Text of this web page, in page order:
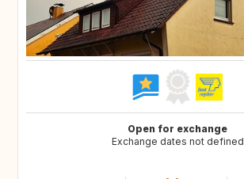
Open for exchange
Exchange dates not defined